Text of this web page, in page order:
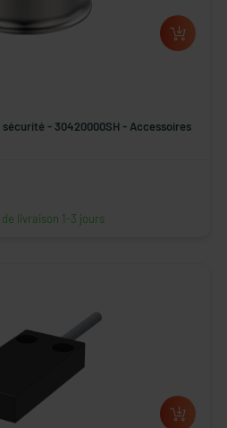
- 30420000SH - Accessoires
livraison 1-3 jours